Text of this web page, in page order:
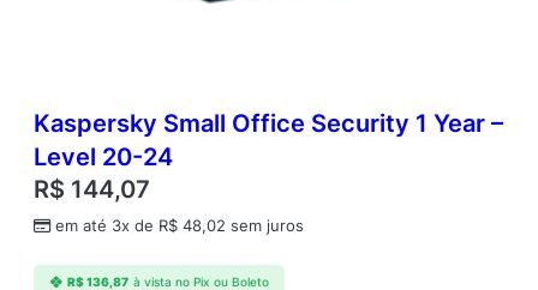
Kaspersky Small Office Security 1 Year –
Level 20-24
R$ 144,07
em até 3x de R$ 48,02 sem juros
R$136,87 à vista no Pix ou Boleto